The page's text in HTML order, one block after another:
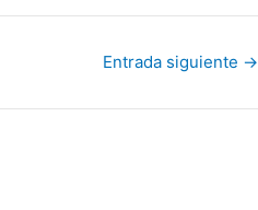
Entrada siguiente →